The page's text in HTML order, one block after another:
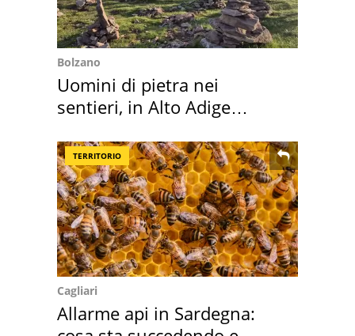
Bolzano
Uomini di pietra nei
sentieri, in Alto Adige
TERRITORIO
Cagliari
Allarme api in Sardegna: